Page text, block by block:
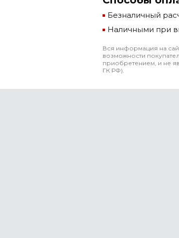
Безналичный
Наличными при
Вся информация на
возможности
приобретением, и не
ГК РФ).